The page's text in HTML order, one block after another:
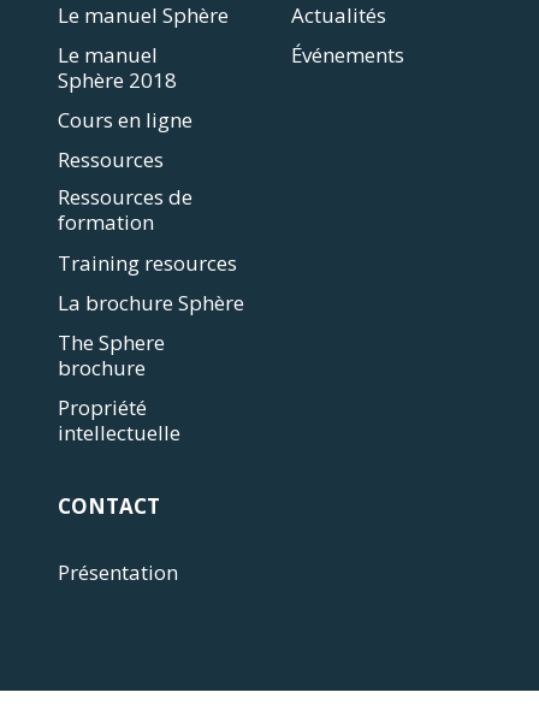
Le manuel Sphère
Le manuel
Sphère 2018
Cours en ligne
Ressources
Ressources de
formation
Training resources
La brochure Sphère
The Sphere
brochure
Propriété
intellectuelle
Actualités
Événements
CONTACT
Présentation